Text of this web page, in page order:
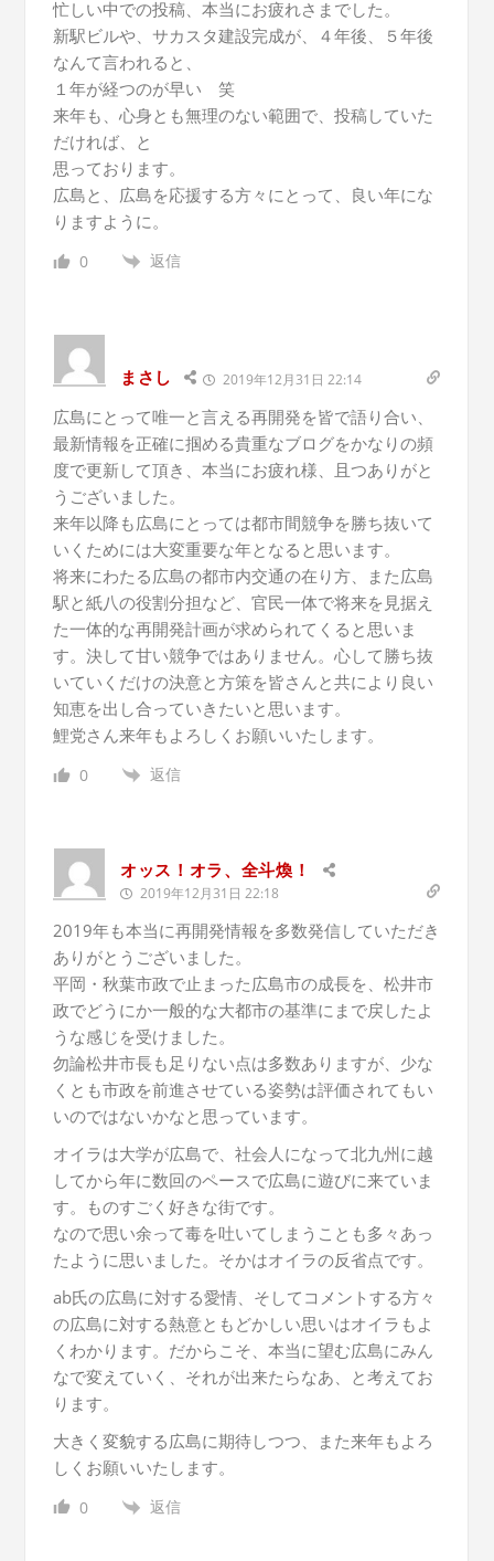
忙しい中での投稿、本当にお疲れさまでした。
新駅ビルや、サカスタ建設完成が、４年後、５年後
なんて言われると、
１年が経つのが早い 笑
来年も、心身とも無理のない範囲で、投稿していた
だければ、と
思っております。
広島と、広島を応援する方々にとって、良い年にな
りますように。
0 返信
まさし 2019年12月31日 22:14
広島にとって唯一と言える再開発を皆で語り合い、
最新情報を正確に掴める貴重なブログをかなりの頻
度で更新して頂き、本当にお疲れ様、且つありがと
うございました。
来年以降も広島にとっては都市間競争を勝ち抜いて
いくためには大変重要な年となると思います。
将来にわたる広島の都市内交通の在り方、また広島
駅と紙八の役割分担など、官民一体で将来を見据え
た一体的な再開発計画が求められてくると思いま
す。決して甘い競争ではありません。心して勝ち抜
いていくだけの決意と方策を皆さんと共により良い
知恵を出し合っていきたいと思います。
鯉党さん来年もよろしくお願いいたします。
0 返信
オッス！オラ、全斗煥！
2019年12月31日 22:18
2019年も本当に再開発情報を多数発信していただき
ありがとうございました。
平岡・秋葉市政で止まった広島市の成長を、松井市
政でどうにか一般的な大都市の基準にまで戻したよ
うな感じを受けました。
勿論松井市長も足りない点は多数ありますが、少な
くとも市政を前進させている姿勢は評価されてもい
いのではないかなと思っています。
オイラは大学が広島で、社会人になって北九州に越
してから年に数回のペースで広島に遊びに来ていま
す。ものすごく好きな街です。
なので思い余って毒を吐いてしまうことも多々あっ
たように思いました。そかはオイラの反省点です。
ab氏の広島に対する愛情、そしてコメントする方々
の広島に対する熱意ともどかしい思いはオイラもよ
くわかります。だからこそ、本当に望む広島にみん
なで変えていく、それが出来たらなあ、と考えてお
ります。
大きく変貌する広島に期待しつつ、また来年もよろ
しくお願いいたします。
0 返信